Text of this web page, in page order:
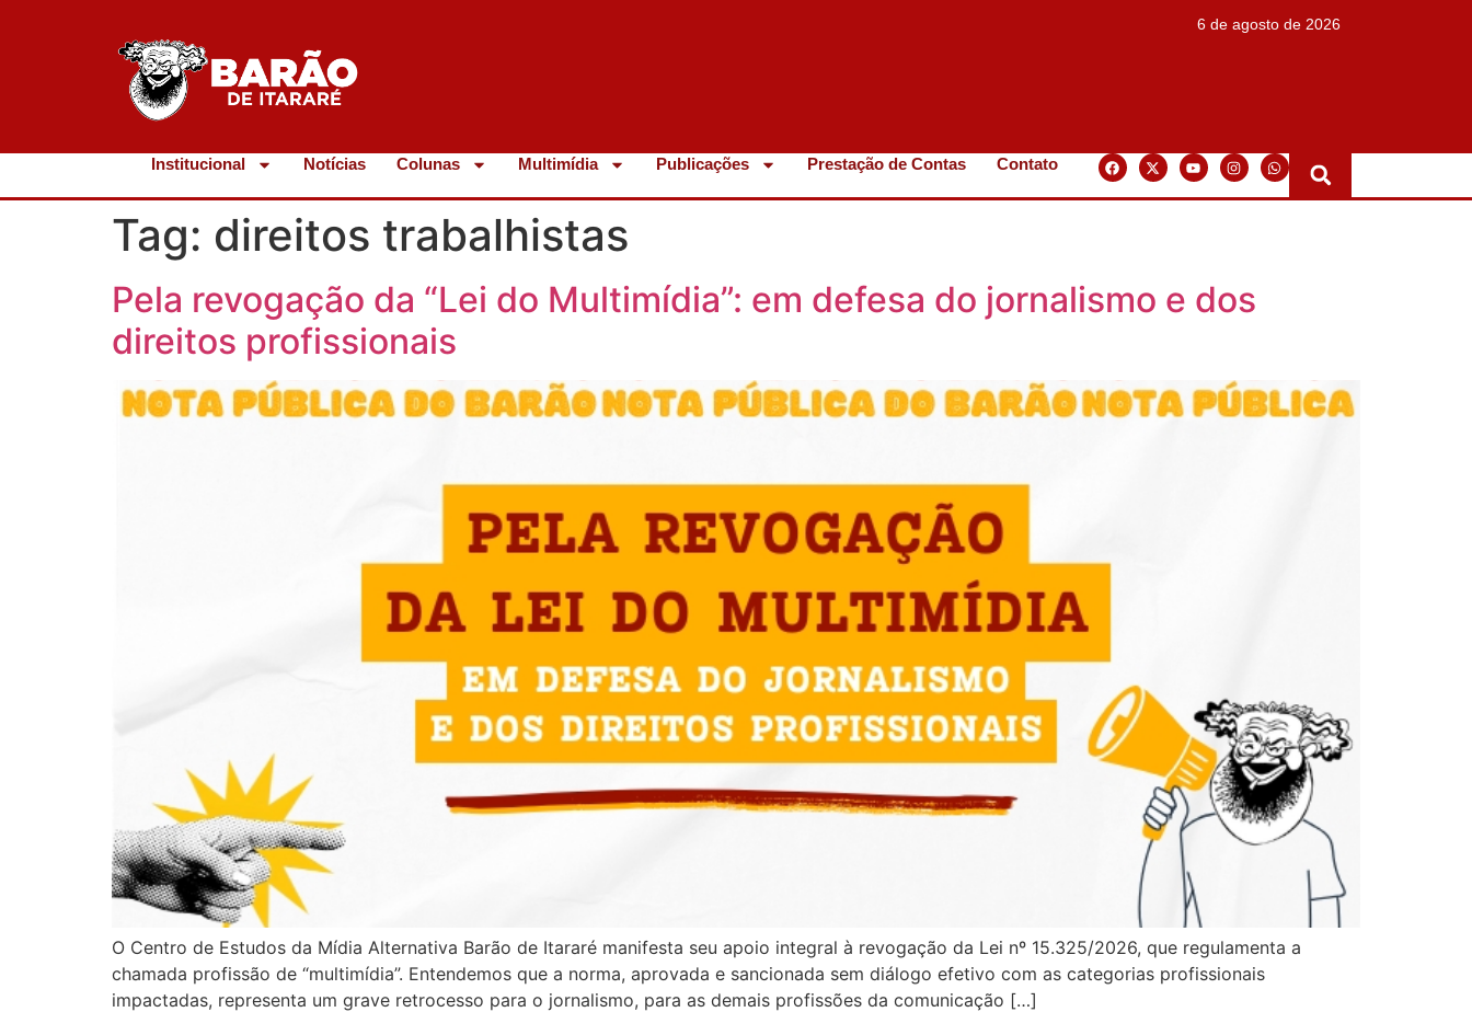
6 de agosto de 2026
Institucional Notícias Colunas Multimídia Publicações Prestação de Contas Contato
Tag: direitos trabalhistas
Pela revogação da “Lei do Multimídia”: em defesa do jornalismo e dos
direitos profissionais
O Centro de Estudos da Mídia Alternativa Barão de Itararé manifesta seu apoio integral à revogação da Lei nº 15.325/2026, que regulamenta a
chamada profissão de “multimídia”. Entendemos que a norma, aprovada e sancionada sem diálogo efetivo com as categorias profissionais
impactadas, representa um grave retrocesso para o jornalismo, para as demais profissões da comunicação […]